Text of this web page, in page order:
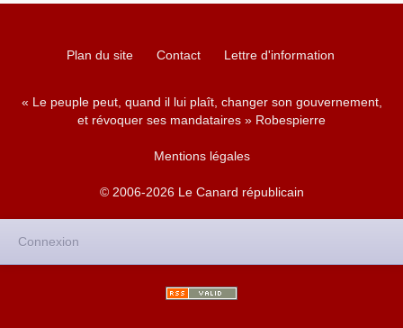
Plan du site Contact Lettre d'information
« Le peuple peut, quand il lui plaît, changer son gouvernement,
et révoquer ses mandataires » Robespierre
Mentions légales
© 2006-2026 Le Canard républicain
Connexion